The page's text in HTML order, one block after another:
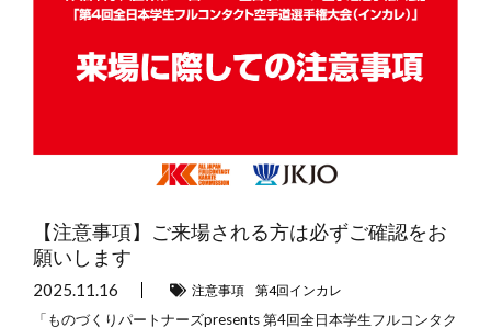
【注意事項】ご来場される方は必ずご確認をお
願いします
2025.11.16 注意事項 第4回インカレ
「ものづくりパートナーズpresents 第4回全日本学生フルコンタク